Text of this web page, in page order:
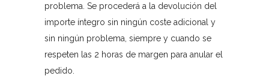
problema. Se procederá a la devolución del
importe íntegro sin ningún coste adicional y
sin ningún problema, siempre y cuando se
respeten las 2 horas de margen para anular el
pedido.